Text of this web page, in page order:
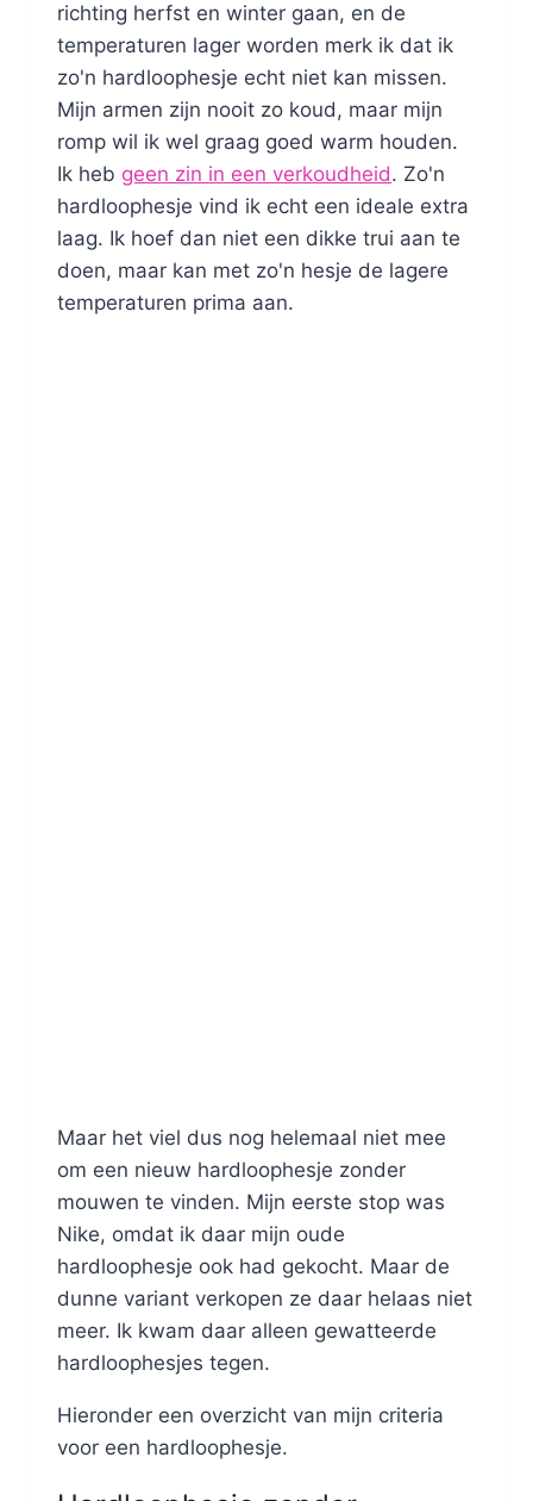
richting herfst en winter gaan, en de
temperaturen lager worden merk ik dat ik
zo'n hardloophesje echt niet kan missen.
Mijn armen zijn nooit zo koud, maar mijn
romp wil ik wel graag goed warm houden.
Ik heb geen zin in een verkoudheid. Zo'n
hardloophesje vind ik echt een ideale extra
laag. Ik hoef dan niet een dikke trui aan te
doen, maar kan met zo'n hesje de lagere
temperaturen prima aan.
Maar het viel dus nog helemaal niet mee
om een nieuw hardloophesje zonder
mouwen te vinden. Mijn eerste stop was
Nike, omdat ik daar mijn oude
hardloophesje ook had gekocht. Maar de
dunne variant verkopen ze daar helaas niet
meer. Ik kwam daar alleen gewatteerde
hardloophesjes tegen.
Hieronder een overzicht van mijn criteria
voor een hardloophesje.